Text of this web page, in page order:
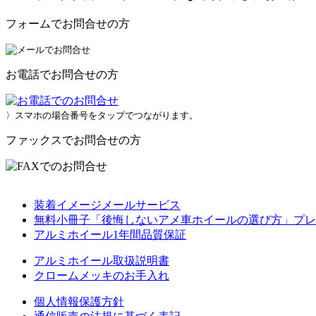
フォームでお問合せの方
お電話でお問合せの方
〉スマホの場合番号をタップでつながります。
ファックスでお問合せの方
装着イメージメールサービス
無料小冊子「後悔しないアメ車ホイールの選び方」プ
アルミホイール1年間品質保証
アルミホイール取扱説明書
クロームメッキのお手入れ
個人情報保護方針